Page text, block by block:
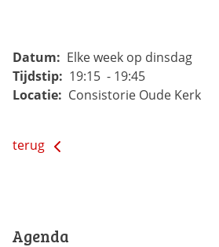
Datum: Elke week op dinsdag
Tijdstip: 19:15 - 19:45
Locatie: Consistorie Oude Kerk
terug
Agenda